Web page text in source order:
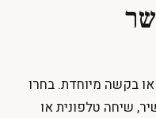
או בקשה מיוחדת. בחרו
שיחה טלפונית או